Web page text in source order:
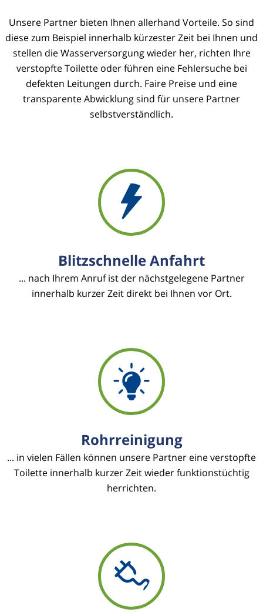
Unsere Partner bieten Ihnen allerhand Vorteile. So sind
diese zum Beispiel innerhalb kürzester Zeit bei Ihnen und
stellen die Wasserversorgung wieder her, richten Ihre
verstopfte Toilette oder führen eine Fehlersuche bei
defekten Leitungen durch. Faire Preise und eine
transparente Abwicklung sind für unsere Partner
selbstverständlich.
Blitzschnelle Anfahrt
... nach Ihrem Anruf ist der nächstgelegene Partner
innerhalb kurzer Zeit direkt bei Ihnen vor Ort.
Rohrreinigung
... in vielen Fällen können unsere Partner eine verstopfte
Toilette innerhalb kurzer Zeit wieder funktionstüchtig
herrichten.